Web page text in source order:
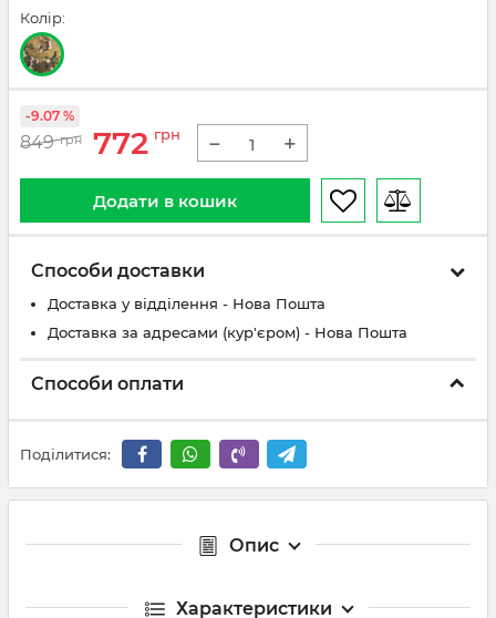
Колір:
849 грн 772 грн
-9.07 %
− +
Додати в кошик
Способи доставки
Доставка у відділення - Нова Пошта
Доставка за адресами (кур'єром) - Нова Пошта
Способи оплати
Поділитися:
Опис
Характеристики